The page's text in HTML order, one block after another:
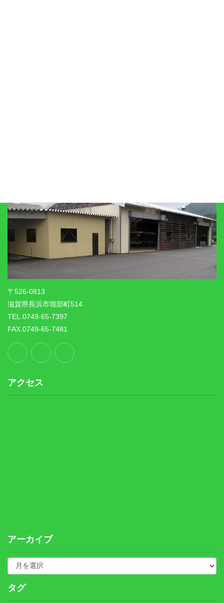
〒526-0813
滋賀県長浜市堀部町514
TEL.0749-65-7397
FAX.0749-65-7481
アクセス
アーカイブ
タグ